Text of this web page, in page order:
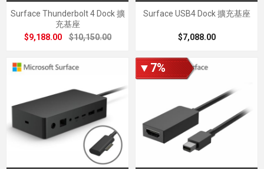
Surface Thunderbolt 4 Dock 擴
充基座
$9,188.00
$10,150.00
Surface USB4 Dock 擴充基座
$7,088.00
▼7%